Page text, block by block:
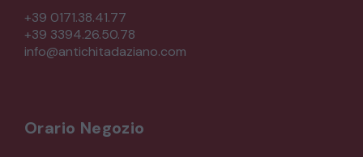
CREDENZE – DOPPI CORPI – BUFFET
+39 0171.38.41.77
+39 3394.26.50.78
info@antichitadaziano.com
Orario Negozio